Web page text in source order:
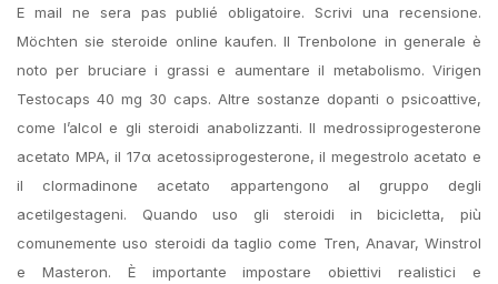
E mail ne sera pas publié obligatoire. Scrivi una recensione.
Möchten sie steroide online kaufen. Il Trenbolone in generale è
noto per bruciare i grassi e aumentare il metabolismo. Virigen
Testocaps 40 mg 30 caps. Altre sostanze dopanti o psicoattive,
come l’alcol e gli steroidi anabolizzanti. Il medrossiprogesterone
acetato MPA, il 17α acetossiprogesterone, il megestrolo acetato e
il clormadinone acetato appartengono al gruppo degli
acetilgestageni. Quando uso gli steroidi in bicicletta, più
comunemente uso steroidi da taglio come Tren, Anavar, Winstrol
e Masteron. È importante impostare obiettivi realistici e